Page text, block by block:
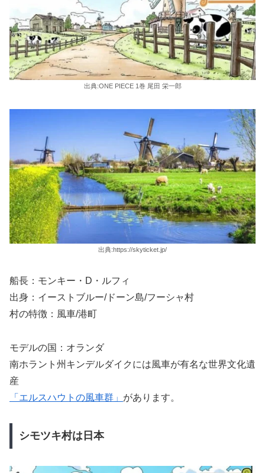
出典:ONE PIECE 1巻 尾田 栄一郎
出典:https://skyticket.jp/
船長：モンキー・D・ルフィ
出身：イーストブルー/ドーン島/フーシャ村
村の特徴：風車/港町
モデルの国：オランダ
南ホラント州キンデルダイクには風車が有名な世界文化遺
産
「エルスハウトの風車群」 があります。
シモツキ村は日本